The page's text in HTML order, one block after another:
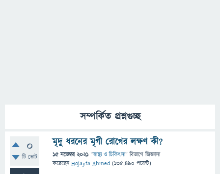
সম্পর্কিত প্রশ্নগুচ্ছ
0
টি ভোট
মৃদু ধরনের মৃগী রোগের লক্ষণ কী?
15 নভেম্বর 2021 "স্বাস্থ্য ও চিকিৎসা" বিভাগে জিজ্ঞাসা
করেছেনHojayfa Ahmed (135,490 পয়েন্ট)